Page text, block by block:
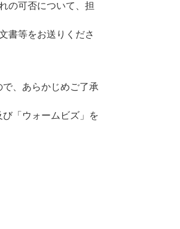
の可否について、担
書等をお送りくださ
、あらかじめご了承
「ウォームビズ」を